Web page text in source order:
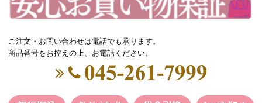
ご注文・お問い合わせは電話でも承ります。
商品番号をお控えの上、お電話ください。